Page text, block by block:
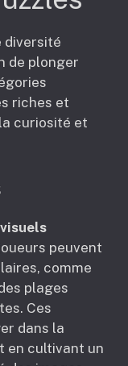
diversité
de plonger
riches et
curiosité et
visuels
peuvent
comme
plages
Ces
dans la
en cultivant un